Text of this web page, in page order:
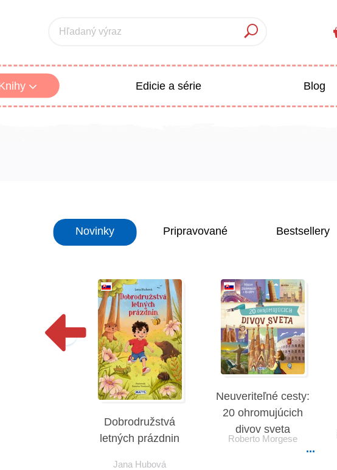
Hľadaný výraz
Edicie a série Blog
Novinky Pripravované Bestsellery
Dobrodružstvá
letných prázdnin
Jana Hubová
Neuveriteľné cesty:
20 ohromujúcich
divov sveta
Roberto Morgese